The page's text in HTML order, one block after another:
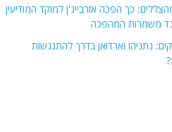
חיים ברשת: באילו מדינות מבלים כמעט 10 שעות ביום
והיכן ממוקמת ישראל?
וזהות לאומית: מה עומד מאחורי העלייה
כלפי מוסלמים ביפן?